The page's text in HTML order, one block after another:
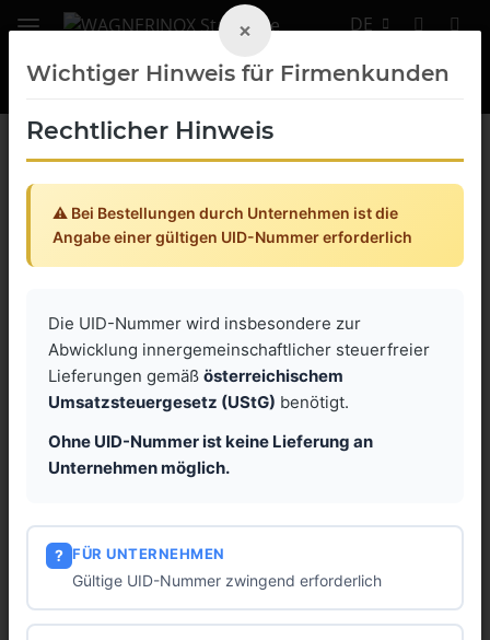
DE
SOLAR
SOLAR Klemmen für
Dünnschichtmodule
Artikel 1 - 2 von 2
Wichtiger Hinweis für Firmenkunden
×
Rechtlicher Hinweis
⚠️ Bei Bestellungen durch Unternehmen ist die
Angabe einer gültigen UID-Nummer erforderlich
Die UID-Nummer wird insbesondere zur
Abwicklung innergemeinschaftlicher steuerfreier
Lieferungen gemäß österreichischem
Umsatzsteuergesetz (UStG) benötigt.
Ohne UID-Nummer ist keine Lieferung an
Unternehmen möglich.
? FÜR UNTERNEHMEN
Gültige UID-Nummer zwingend erforderlich